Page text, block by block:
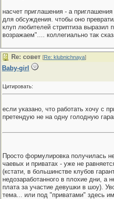
насчет приглашения - а
для обсуждения. чтобы оно
клуп любителей стриптиза выразил
возражаем".... коллегиально так
Re: совет [Re: klubnichnaya]
Baby-girl
Цитировать:
если указано, что работать хочу с
претендую не на одну голодную
Просто формулировка получилась
чаевых и приватах - уже не
(кстати, в большинстве клубов
недозаработанного в плохие дни, а
плата за участие девушки в шоу).
тема... или под "приватами" здесь